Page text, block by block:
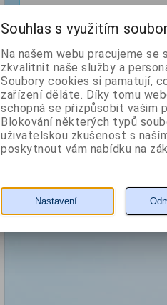
Autor: Caine Rachel
KOUPIT detail
Souhlas s využitím
Na našem webu pracujeme se
zkvalitnit naše služby a
Soubory cookies si pamatují,
zařízení děláte. Díky tomu
schopná se přizpůsobit vašim
Blokování některých typů
uživatelskou zkušenost s
poskytnout vám nabídku na
Nastavení